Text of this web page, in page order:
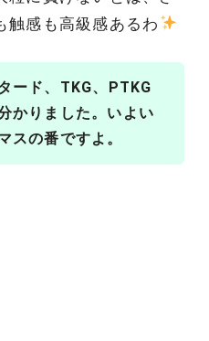
感も高級感あるわ
ード、TKG、PTKG
かりました。いよい
スの番ですよ。